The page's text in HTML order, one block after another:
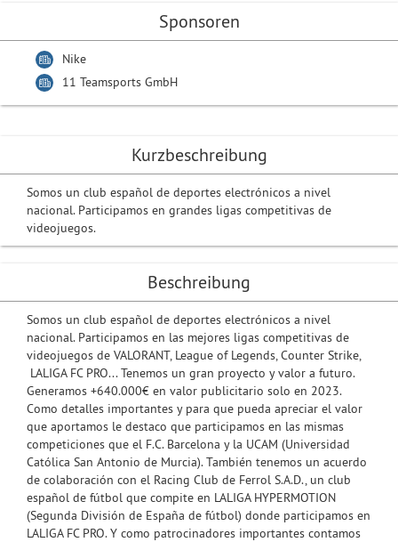
Kurzbeschreibung
Somos un club español de deportes electrónicos a nivel
nacional. Participamos en grandes ligas competitivas de
videojuegos.
Beschreibung
Somos un club español de deportes electrónicos a nivel
nacional. Participamos en las mejores ligas competitivas de
videojuegos de VALORANT, League of Legends, Counter Strike,
LALIGA FC PRO... Tenemos un gran proyecto y valor a futuro.
Generamos +640.000€ en valor publicitario solo en 2023.
Como detalles importantes y para que pueda apreciar el valor
que aportamos le destaco que participamos en las mismas
competiciones que el F.C. Barcelona y la UCAM (Universidad
Católica San Antonio de Murcia). También tenemos un acuerdo
de colaboración con el Racing Club de Ferrol S.A.D., un club
español de fútbol que compite en LALIGA HYPERMOTION
(Segunda División de España de fútbol) donde participamos en
LALIGA FC PRO. Y como patrocinadores importantes contamos
Sponsoren
Nike
11 Teamsports GmbH